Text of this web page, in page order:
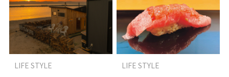
LIFE STYLE LIFE STYLE